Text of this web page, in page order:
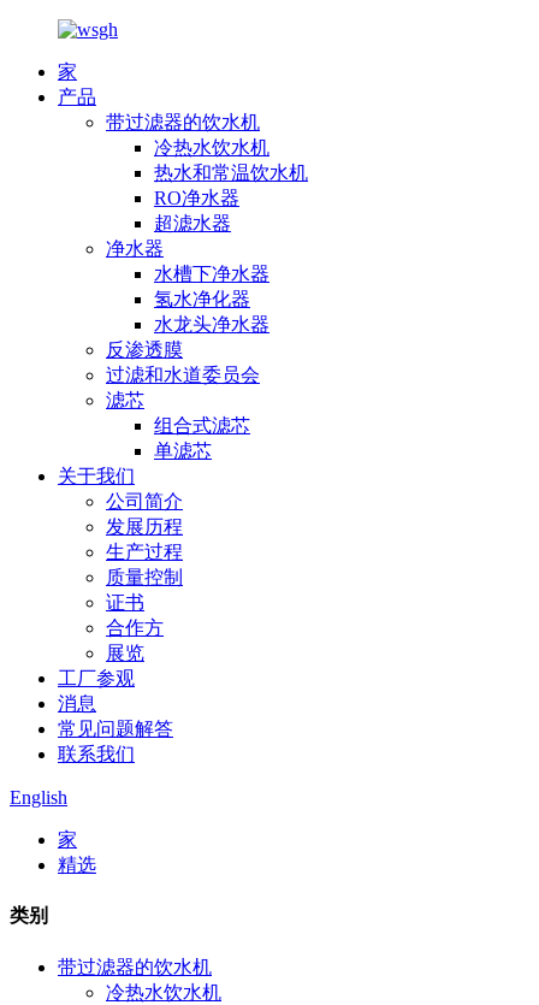
家
产品
带过滤器的饮水机
冷热水饮水机
热水和常温饮水机
RO净水器
超滤水器
净水器
水槽下净水器
氢水净化器
水龙头净水器
反渗透膜
过滤和水道委员会
滤芯
组合式滤芯
单滤芯
关于我们
公司简介
发展历程
生产过程
质量控制
证书
合作方
展览
工厂参观
消息
常见问题解答
联系我们
English
家
精选
类别
带过滤器的饮水机
冷热水饮水机